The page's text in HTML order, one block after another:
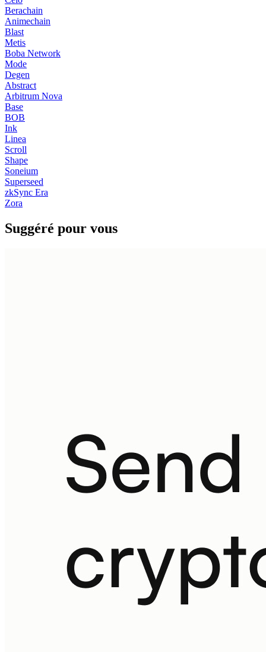
Berachain
Animechain
Blast
Metis
Boba Network
Mode
Degen
Abstract
Arbitrum Nova
Base
BOB
Ink
Linea
Scroll
Shape
Soneium
Superseed
zkSync Era
Zora
Suggéré pour vous